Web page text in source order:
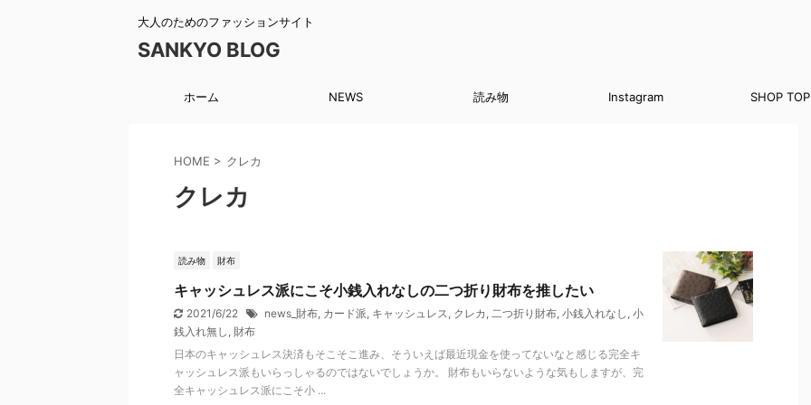
大人のためのファッションサイト
SANKYO BLOG
ホーム NEWS 読み物 Instagram SHOP TOP
HOME > クレカ
クレカ
読み物 財布
キャッシュレス派にこそ小銭入れなしの二つ折り財布を推したい
2021/6/22 news_財布, カード派, キャッシュレス, クレカ , 二つ折り財布, 小銭入れなし , 小
銭入れ無し , 財布
日本のキャッシュレス決済もそこそこ進み、そういえば最近現金を使ってないなと感じる完全キ
ャッシュレス派もいらっしゃるのではないでしょうか。 財布もいらないような気もしますが、完
全キャッシュレス派にこそ小 ...